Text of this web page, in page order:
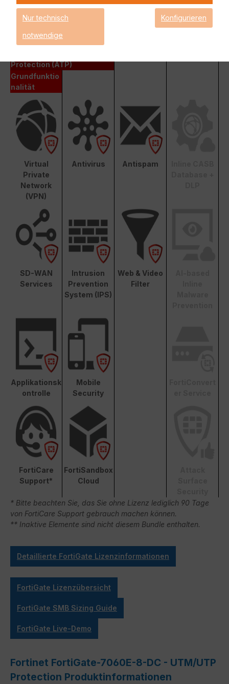
Unified Threat Protection (UTP)
Protection (ATP)
Grundfunktio
nalität
Virtual
Private
Network
(VPN)
Antivirus Antispam
SD-WAN
Services
Intrusion
Prevention
System (IPS)
Web & Video
Filter
Applikationsk
ontrolle
Mobile
Security
FortiCare
Support*
FortiSandbox
Cloud
* Bitte beachten Sie, das Sie ohne Lizenz lediglich 90 Tage
von FortiCare Support gebrauch machen können.
** Inaktive Elemente sind nicht diesem Bundle enthalten.
Detaillierte FortiGate Lizenzinformationen
FortiGate Lizenzübersicht
FortiGate SMB Sizing Guide
FortiGate Live-Demo
Fortinet FortiGate-7060E-8-DC - UTM/UTP
Protection Produktinformationen
Nur technisch
notwendige
Konfigurieren